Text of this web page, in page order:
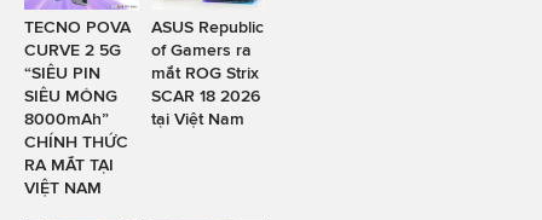
TECNO POVA
CURVE 2 5G
“SIÊU PIN
SIÊU MỎNG
8000mAh”
CHÍNH THỨC
RA MẮT TẠI
VIỆT NAM
ASUS Republic
of Gamers ra
mắt ROG Strix
SCAR 18 2026
tại Việt Nam